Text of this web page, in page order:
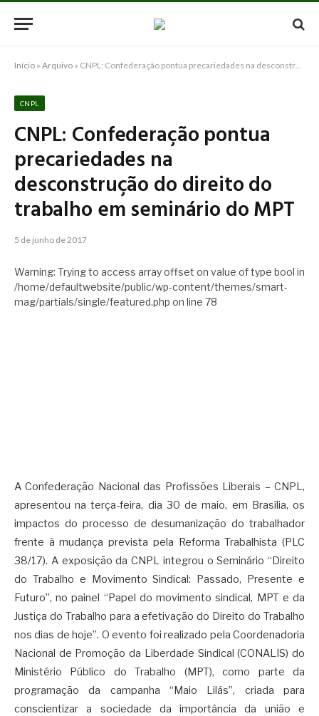
Início » Arquivo » CNPL: Confederação pontua precariedades na desconstrução do direito do trabalho em seminário do MPT
CNPL
CNPL: Confederação pontua
precariedades na
desconstrução do direito do
trabalho em seminário do MPT
5 de junho de 2017
Warning: Trying to access array offset on value of type bool in
/home/defaultwebsite/public/wp-content/themes/smart-
mag/partials/single/featured.php on line 78
A Confederação Nacional das Profissões Liberais – CNPL,
apresentou na terça-feira, dia 30 de maio, em Brasília, os
impactos do processo de desumanização do trabalhador
frente à mudança prevista pela Reforma Trabalhista (PLC
38/17). A exposição da CNPL integrou o Seminário “Direito
do Trabalho e Movimento Sindical: Passado, Presente e
Futuro”, no painel “Papel do movimento sindical, MPT e da
Justiça do Trabalho para a efetivação do Direito do Trabalho
nos dias de hoje”. O evento foi realizado pela Coordenadoria
Nacional de Promoção da Liberdade Sindical (CONALIS) do
Ministério Público do Trabalho (MPT), como parte da
programação da campanha “Maio Lilás”, criada para
conscientizar a sociedade da importância da união e